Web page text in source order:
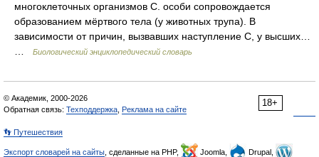
многоклеточных организмов С. особи сопровождается
образованием мёртвого тела (у животных трупа). В
зависимости от причин, вызвавших наступление С, у высших…
Биологический энциклопедический словарь
18+
© Академик, 2000-2026
Обратная связь: Техподдержка Реклама на сайте
👣 Путешествия
Экспорт словарей на сайты , сделанные на PHP, Joomla,
Drupal,